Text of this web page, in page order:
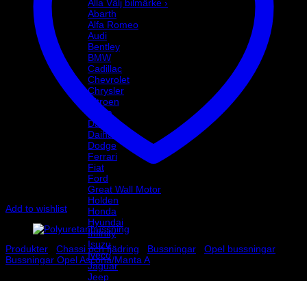
Alla Välj bilmärke ›
Abarth
Alfa Romeo
Audi
Bentley
BMW
Cadillac
Chevrolet
Chrysler
Citroen
Dacia
Daewoo
Daihatsu
Dodge
Ferrari
Fiat
Ford
Great Wall Motor
Holden
Honda
Hyundai
Infinity
Isuzu
Iveco
Jaguar
Jeep
Add to wishlist
Produkter Chassi och fjädring Bussningar Opel bussningar
Bussningar Opel Ascona/Manta A